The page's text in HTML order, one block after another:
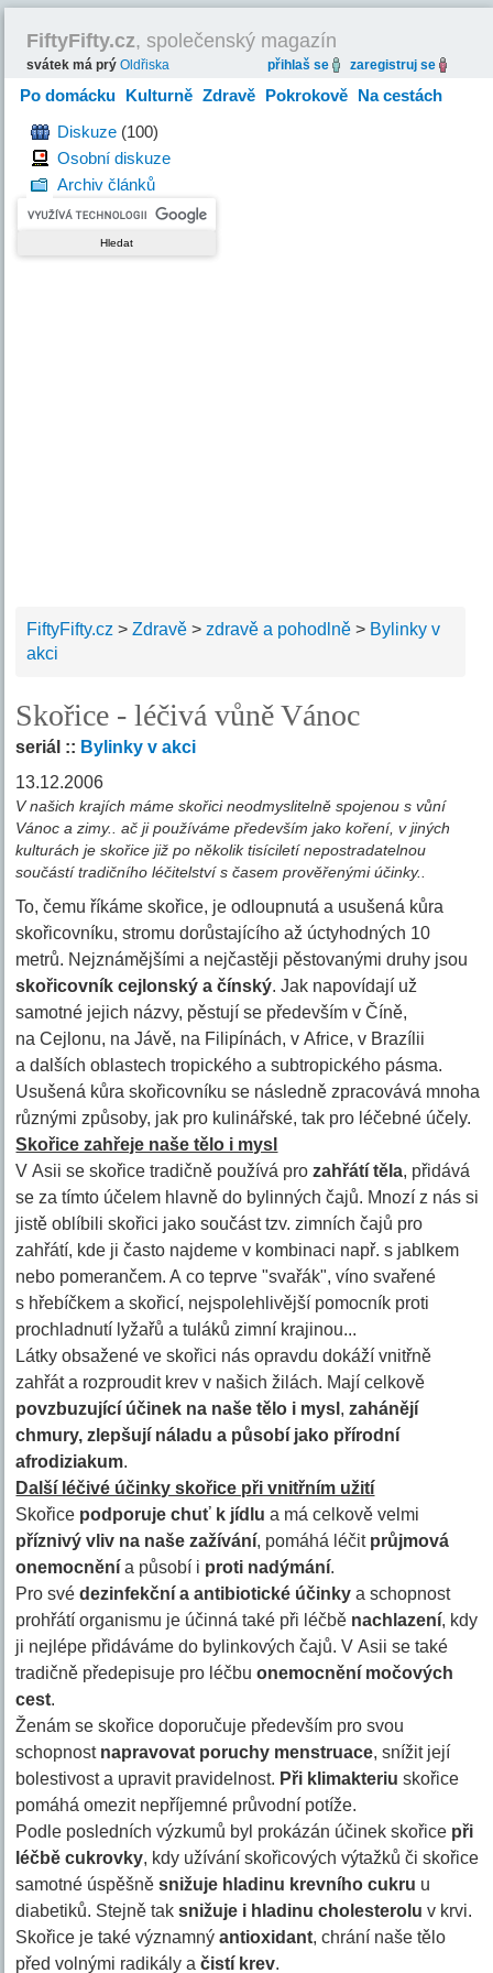
FiftyFifty.cz, společenský magazín
svátek má prýOldřiska přihlaš se zaregistruj se
Po domácku Kulturně Zdravě Pokrokově Na cestách
HravěDiskuze (100)
Osobní diskuze
Archiv článků
FiftyFifty.cz >Zdravě >zdravě a pohodlně > Bylinky v
akci
Skořice - léčivá vůně Vánoc
seriál :: Bylinky v akci
13.12.2006
V našich krajích máme skořici neodmyslitelně spojenou s vůní
Vánoc a zimy.. ač ji používáme především jako koření, v jiných
kulturách je skořice již po několik tisíciletí nepostradatelnou
součástí tradičního léčitelství s časem prověřenými účinky..
To, čemu říkáme skořice, je odloupnutá a usušená kůra
skořicovníku, stromu dorůstajícího až úctyhodných 10
metrů. Nejznámějšími a nejčastěji pěstovanými druhy jsou
skořicovník cejlonský a čínský. Jak napovídají už
samotné jejich názvy, pěstují se především v Číně,
na Cejlonu, na Jávě, na Filipínách, v Africe, v Brazílii
a dalších oblastech tropického a subtropického pásma.
Usušená kůra skořicovníku se následně zpracovává mnoha
různými způsoby, jak pro kulinářské, tak pro léčebné účely.
Skořice zahřeje naše tělo i mysl
V Asii se skořice tradičně používá prozahřátí těla, přidává
se za tímto účelem hlavně do bylinných čajů. Mnozí z nás si
jistě oblíbili skořici jako součást tzv. zimních čajů pro
zahřátí, kde ji často najdeme v kombinaci např. s jablkem
nebo pomerančem. A co teprve "svařák", víno svařené
s hřebíčkem a skořicí, nejspolehlivější pomocník proti
prochladnutí lyžařů a tuláků zimní krajinou...
Látky obsažené ve skořici nás opravdu dokáží vnitřně
zahřát a rozproudit krev v našich žilách. Mají celkově
povzbuzující účinek na naše tělo i mysl , zahánějí
chmury, zlepšují náladu a působí jako přírodní
afrodiziakum.
Další léčivé účinky skořice při vnitřním užití
Skořice podporuje chuť k jídlu a má celkově velmi
příznivý vliv na naše zažívání, pomáhá léčit průjmová
onemocnění a působí i proti nadýmání.
Pro svédezinfekční a antibiotické účinky a schopnost
prohřátí organismu je účinná také při léčbě nachlazení, kdy
ji nejlépe přidáváme do bylinkových čajů. V Asii se také
tradičně předepisuje pro léčbuonemocnění močových
cest.
Ženám se skořice doporučuje především pro svou
schopnost napravovat poruchy menstruace, snížit její
bolestivost a upravit pravidelnost. Při klimakteriu skořice
pomáhá omezit nepříjemné průvodní potíže.
Podle posledních výzkumů byl prokázán účinek skořice při
léčbě cukrovky, kdy užívání skořicových výtažků či skořice
samotné úspěšněsnižuje hladinu krevního cukru u
diabetiků. Stejně taksnižuje i hladinu cholesterolu v krvi.
Skořice je také významnýantioxidant, chrání naše tělo
před volnými radikály ačistí krev.